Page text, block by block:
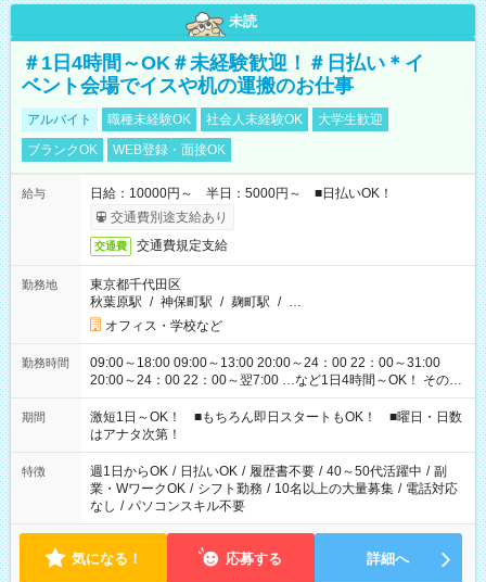
未読
＃1日4時間～OK＃未経験歓迎！＃日払い＊イ
ベント会場でイスや机の運搬のお仕事
アルバイト 職種未経験OK 社会人未経験OK
大学生歓迎
ブランクOK
WEB登録・面接OK
給与
日給：10000円～ 半日：5000円～ ■日払いOK！
交通費別途支給あり
交通費 交通費規定支給
勤務地
東京都千代田区
秋葉原駅 / 神保町駅 / 麹町駅 / …
オフィス・学校など
勤務時間
09:00～18:00 09:00～13:00 20:00～24：00 22：00～31:00
20:00～24：00 22：00～翌7:00 …など1日4時間～OK！ その他
シフトもございます！ お気軽にご相談ください！
期間
激短1日～OK！ ■もちろん即日スタートもOK！ ■曜日・日数
はアナタ次第！
特徴 週1日からOK / 日払いOK / 履歴書不要 / 40～50代活躍中 / 副
業・WワークOK / シフト勤務 / 10名以上の大量募集 / 電話対応
なし / パソコンスキル不要
気になる！ 応募する 詳細へ